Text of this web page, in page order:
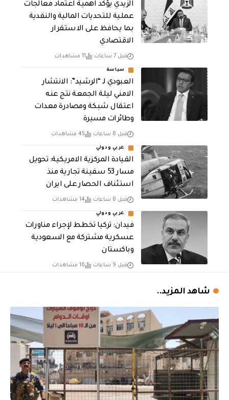
الزيدي يؤكد اهمية اعتماد معالجات
عملية للتحديات المالية والنقدية
بما يحافظ على الاستقرار
الاقتصادي
قبل 7 ساعات 11 مشاهدات
سياسة
العبودي لـ “الرشيد”: الانتشار
الامني ليلة الجمعة نتج عنه
اعتقال شبكة ومصادرة معدات
وطائرات مسيرة
قبل 8 ساعات 45 مشاهدات
عربي ودولي
القيادة المركزية الامريكية: تحويل
مسار 53 سفينة تجارية منذ
استئناف الحصار على ايران
قبل 8 ساعات 14 مشاهدات
عربي ودولي
فيدان: تركيا تخطط لإجراء مناورات
عسكرية مشتركة مع السعودية
وباكستان
قبل 9 ساعات 16 مشاهدات
شاهد المزيد..